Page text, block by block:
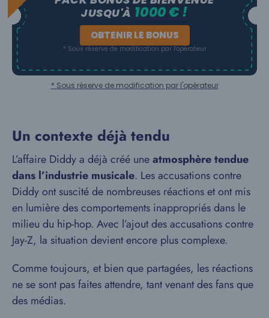
JUSQU'À 1000 € !
OBTENIR LE BONUS
* Sous réserve de modification par l'opérateur
* Sous réserve de modification par l'opérateur
Un contexte déjà tendu
L’affaire Diddy a déjà créé uneatmosphère tendue
dans l’industrie musicale. Les accusations contre
Diddy ont suscité de nombreuses réactions et ont mis
en lumière des comportements inappropriés dans le
milieu du hip-hop. Avec l’ajout des accusations contre
Jay-Z, la situation devient encore plus complexe.
Comme toujours, et bien que partagées, les réactions
ne se sont pas faites attendre, tant venant des fans que
des médias.